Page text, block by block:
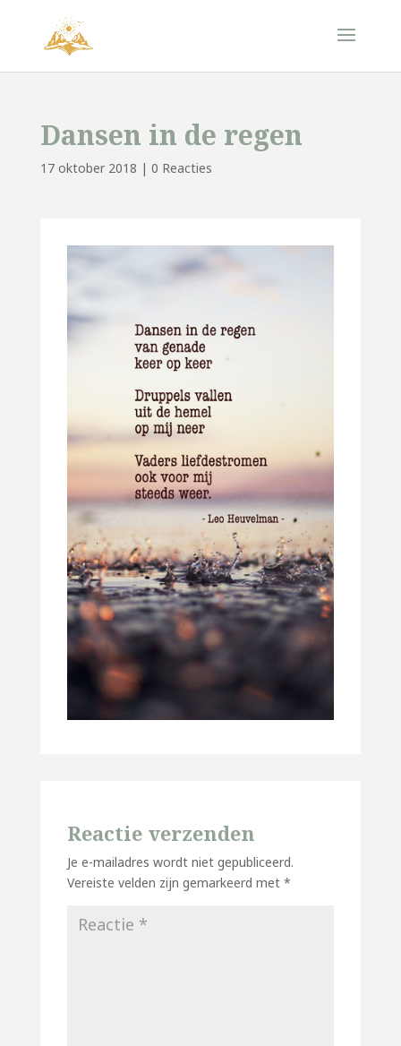
Dansen in de regen
17 oktober 2018 | 0 Reacties
Reactie verzenden
Je e-mailadres wordt niet gepubliceerd.
Vereiste velden zijn gemarkeerd met *